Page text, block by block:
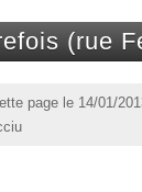
(rue
page le 14/01/